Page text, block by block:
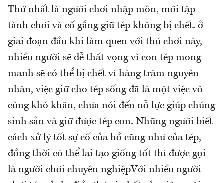
Thứ nhất là người chơi nhập môn, mới tập
tành chơi và cố gắng giữ tép không bị chết. ở
giai đoạn đầu khi làm quen với thú chơi này,
nhiều người sẽ dễ thất vọng vì con tép mong
manh sẽ có thể bị chết vì hàng trăm nguyên
nhân, việc giữ cho tép sống đã là một việc vô
cùng khó khăn, chưa nói đến nỗ lực giúp chúng
sinh sản và giữ được tép con. Những người biết
cách xử lý tốt sự cố của hồ cũng như của tép,
đồng thời có thể lai tạo giống tốt thì được gọi
là người chơi chuyên nghiệpVới nhiều người